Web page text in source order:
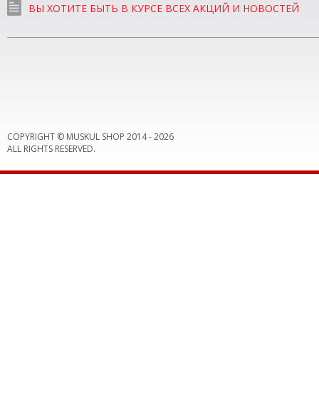
ВЫ ХОТИТЕ БЫТЬ В КУРСЕ ВСЕХ АКЦИЙ И НОВОСТЕЙ
COPYRIGHT © MUSKUL SHOP 2014 -2026
ALL RIGHTS RESERVED.